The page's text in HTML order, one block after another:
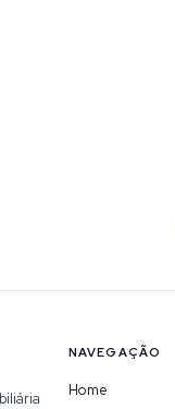
NAVEGAÇÃO
Home